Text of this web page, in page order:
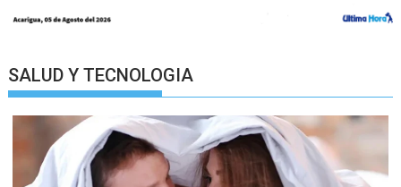
SALUD Y TECNOLOGIA